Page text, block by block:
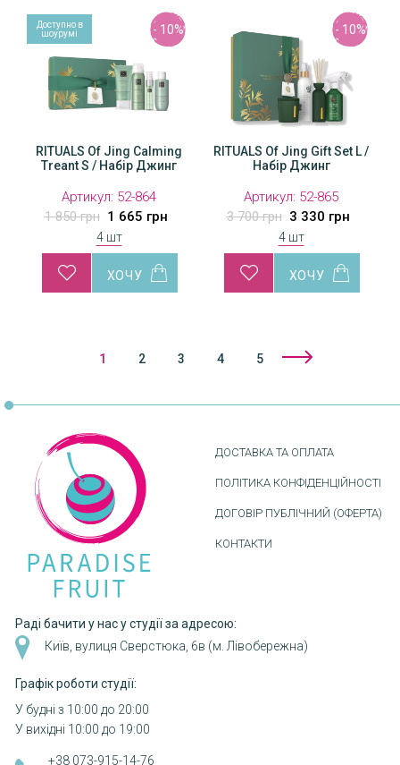
RITUALS Of Jing Calming
Treant S / Набір Джинг
Артикул: 52-864
1 850 грн
- 10%
1 665 грн
4 шт
Доступно в
шоурумі
RITUALS Of Jing Gift Set L /
Набір Джинг
Артикул: 52-865
3 700 грн
- 10%
3 330 грн
4 шт
сторінки
1 2 3 4 5
ДОСТАВКА ТА ОПЛАТА
ПОЛІТИКА КОНФІДЕНЦІЙНОСТІ
ДОГОВІР ПУБЛІЧНИЙ (ОФЕРТА)
КОНТАКТИ
Раді бачити у нас у студії за адресою:
Київ, вулиця Сверстюка, 6в (м. Лівобережна)
Графік роботи студії:
У будні з 10:00 до 20:00
У вихідні 10:00 до 19:00
+38 073-915-14-76